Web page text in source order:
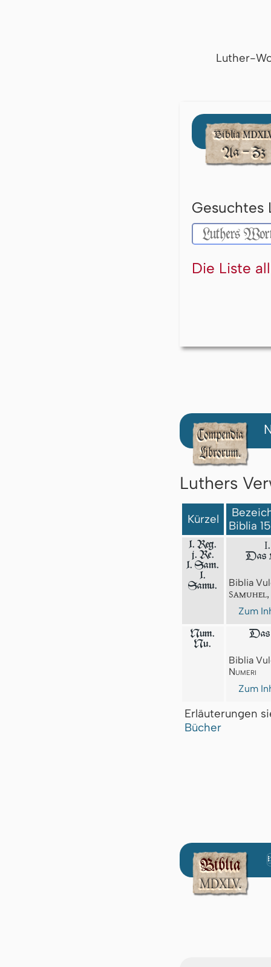
Luther-
Die Liste
Luthers
Kürzel
Biblia
1. Reg.
j. Re.
1. Sam.
1.
Samu.
I
Das
Biblia
Samuhel,
Zum
Num.
Nu.
Das
Biblia
Numeri
Zum
Erläuterungen
Bücher